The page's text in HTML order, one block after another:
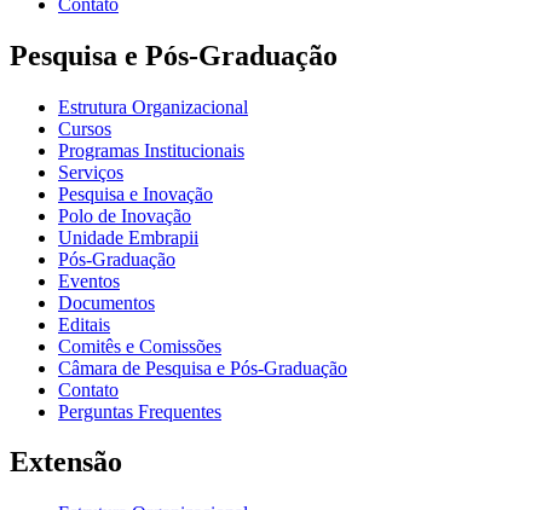
Pesquisa e Pós-Graduação
Estrutura Organizacional
Cursos
Programas Institucionais
Serviços
Pesquisa e Inovação
Polo de Inovação
Unidade Embrapii
Pós-Graduação
Eventos
Documentos
Editais
Comitês e Comissões
Câmara de Pesquisa e Pós-Graduação
Contato
Perguntas Frequentes
Extensão